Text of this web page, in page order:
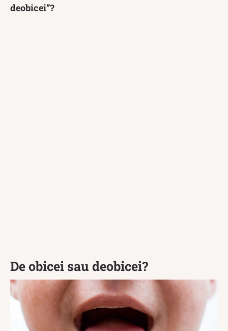
deobicei”?
De obicei sau deobicei?